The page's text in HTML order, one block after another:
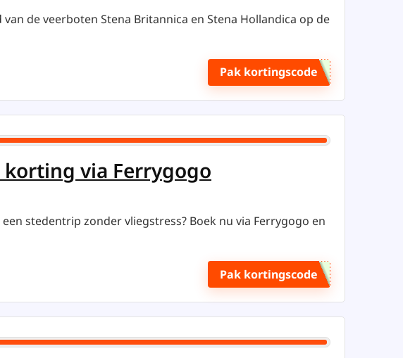
de veerboten Stena Britannica en Stena Hollandica op de
Pak kortingscode
via Ferrygogo
stedentrip zonder vliegstress? Boek nu via Ferrygogo en
Pak kortingscode